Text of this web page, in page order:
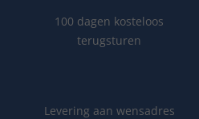
100 dagen kosteloos
terugsturen
Levering aan wensadres